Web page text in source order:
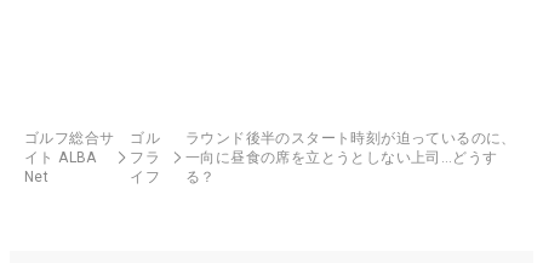
ゴルフ総合サ
イト ALBA
Net
ゴル
フラ
イフ
ラウンド後半のスタート時刻が迫っているのに、
一向に昼食の席を立とうとしない上司…どうす
る？